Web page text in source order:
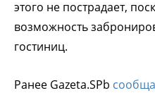
этого не пострадает,
возможность
гостиниц.
Ранее Gazeta.SPb